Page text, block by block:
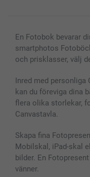
En Fotobok bevarar
smartphotos
och prisklasser, välj
Inred med personliga
kan du föreviga dina
flera olika storlekar,
Canvastavla.
Skapa fina
Mobilskal, iPad-skal
bilder. En
vänner.